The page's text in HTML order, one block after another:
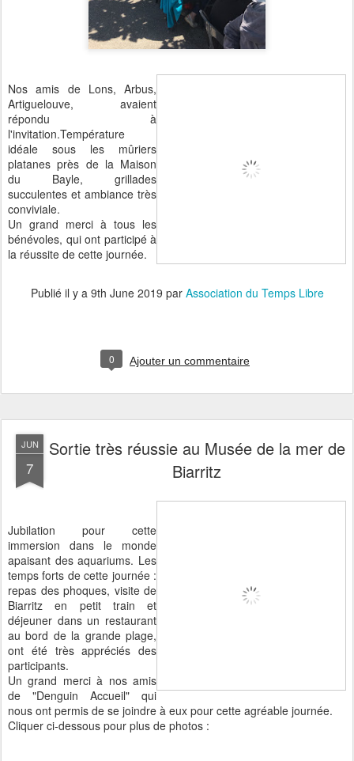
Nos amis de Lons, Arbus,
Artiguelouve, avaient
répondu à
l'invitation.Température
idéale sous les mûriers
platanes près de la Maison
du Bayle, grillades
succulentes et ambiance très
conviviale.
Un grand merci à tous les
bénévoles, qui ont participé à
la réussite de cette journée.
Publié il y a 9th June 2019 par Association du Temps Libre
0 Ajouter un commentaire
JUN
7
Sortie très réussie au Musée de la mer de
Biarritz
Jubilation pour cette
immersion dans le monde
apaisant des aquariums. Les
temps forts de cette journée :
repas des phoques, visite de
Biarritz en petit train et
déjeuner dans un restaurant
au bord de la grande plage,
ont été très appréciés des
participants.
Un grand merci à nos amis
de "Denguin Accueil" qui
nous ont permis de se joindre à eux pour cette agréable journée.
Cliquer ci-dessous pour plus de photos :